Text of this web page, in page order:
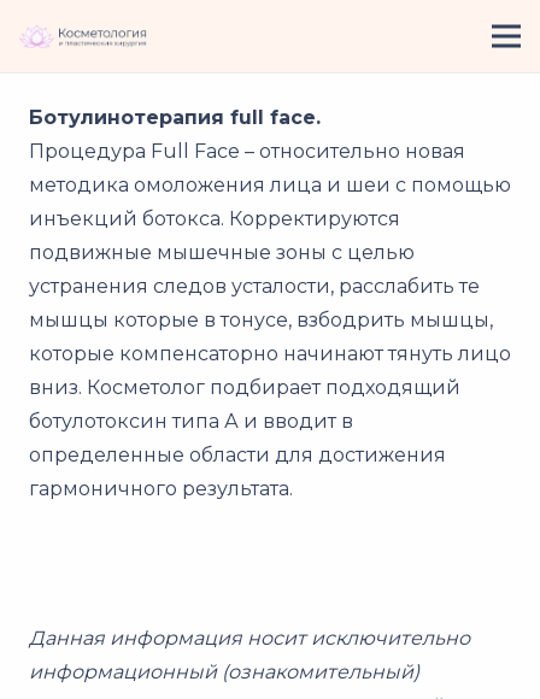
Ботулинотерапия full face.
Процедура Full Face – относительно новая
методика омоложения лица и шеи с помощью
инъекций ботокса. Корректируются
подвижные мышечные зоны с целью
устранения следов усталости, расслабить те
мышцы которые в тонусе, взбодрить мышцы,
которые компенсаторно начинают тянуть лицо
вниз. Косметолог подбирает подходящий
ботулотоксин типа А и вводит в
определенные области для достижения
гармоничного результата.
Данная информация носит исключительно
информационный (ознакомительный)